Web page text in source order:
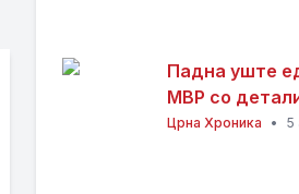
Падна уште
МВР со
Црна Хроника • 5